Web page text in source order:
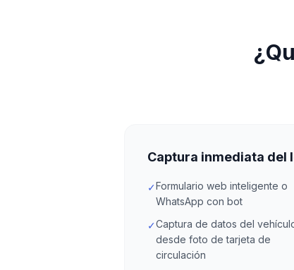
Captura inmediata del
✓Formulario web inteligente o
WhatsApp con bot
✓Captura de datos del
desde foto de tarjeta de
circulación